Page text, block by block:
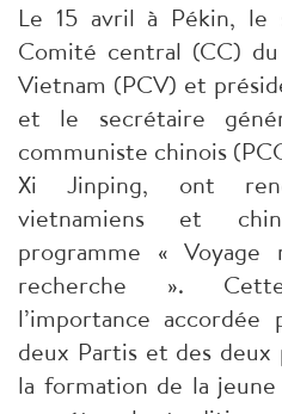
Le 15 avril à Pékin, le
Comité central (CC)
Vietnam (PCV) et
et le secrétaire
communiste chinois
Xi Jinping, ont
vietnamiens et
programme «
recherche ».
l’importance
deux Partis et des deux
la formation de la